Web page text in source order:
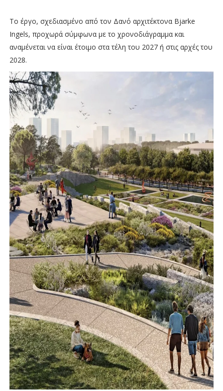
Το έργο, σχεδιασμένο από τον Δανό αρχιτέκτονα Bjarke
Ingels, προχωρά σύμφωνα με το χρονοδιάγραμμα και
αναμένεται να είναι έτοιμο στα τέλη του 2027 ή στις αρχές του
2028.